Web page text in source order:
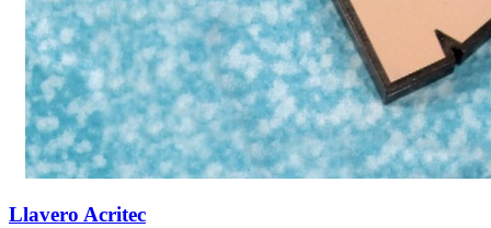
Llavero Acritec